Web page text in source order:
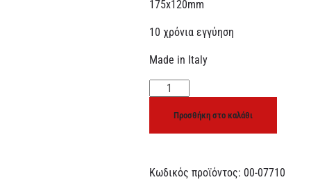
175x120mm
10 χρόνια εγγύηση
Made in Italy
Προσθήκη στο καλάθι
Κωδικός προϊόντος: 00-07710